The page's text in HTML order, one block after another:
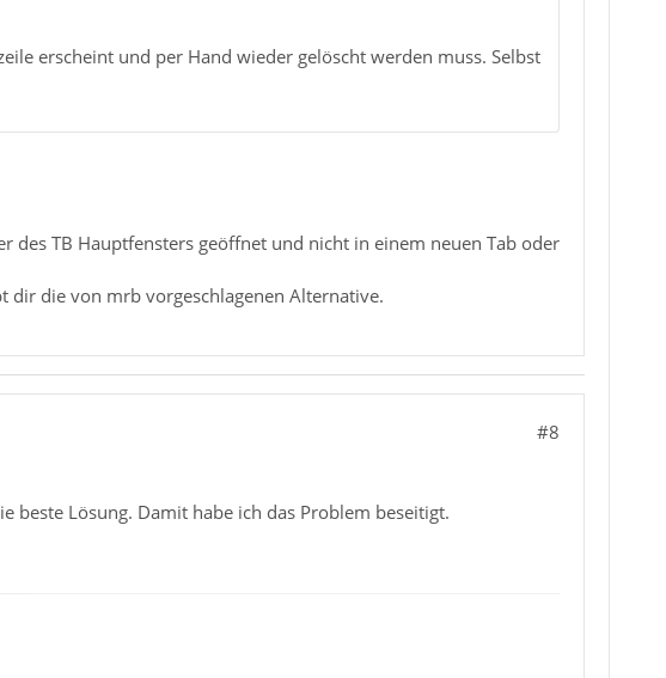
erscheint und per Hand wieder gelöscht werden muss. Selbst
des TB Hauptfensters geöffnet und nicht in einem neuen Tab oder
die von mrb vorgeschlagenen Alternative.
#8
beste Lösung. Damit habe ich das Problem beseitigt.